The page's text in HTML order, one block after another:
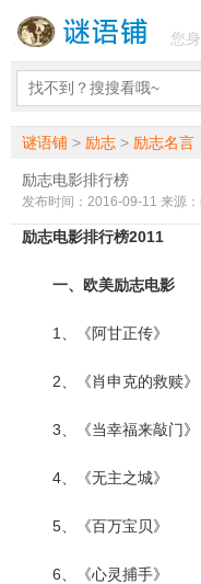
您
谜语铺 > 励志 > 励志名言
励志电影排行榜
发布时间：2016-09-11 来源
励志电影排行榜2011
一、欧美励志电影
1、《阿甘正传》
2、《肖申克的救赎》
3、《当幸福来敲门》
4、《无主之城》
5、《百万宝贝》
6、《心灵捕手》